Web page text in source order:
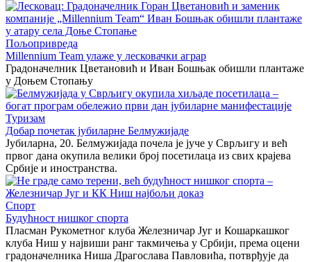
Пољопривреда
Millennium Team улаже у лесковачки аграр
Градоначелник Цветановић и Иван Бошњак обишли плантаже
у Доњем Стопању
Туризам
Добар почетак јубиларне Белмужијаде
Јубиларна, 20. Белмужијада почела је јуче у Сврљигу и већ
првог дана окупила велики број посетилаца из свих крајева
Србије и иностранства.
Спорт
Будућност нишког спорта
Пласман Рукометног клуба Железничар Југ и Кошаркашког
клуба Ниш у највиши ранг такмичења у Србији, према оцени
градоначелника Ниша Драгослава Павловића, потврђује да